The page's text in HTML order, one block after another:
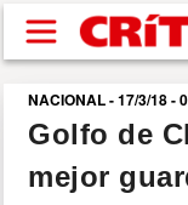
Pasar al contenido
buscar
SUCESOS
NACIONAL - 17/3/18 -
Golfo de
mejor